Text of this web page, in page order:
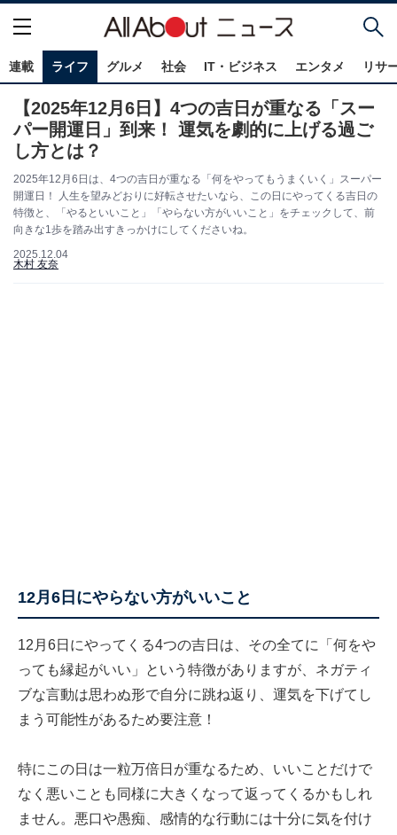
連載 ライフ グルメ 社会 IT・ビジネス エンタメ リサ
【2025年12月6日】4つの吉日が重なる「スー
パー開運日」到来！ 運気を劇的に上げる過ご
し方とは？
2025年12月6日は、4つの吉日が重なる「何をやってもうまくいく」スーパー
開運日！ 人生を望みどおりに好転させたいなら、この日にやってくる吉日の
特徴と、「やるといいこと」「やらない方がいいこと」をチェックして、前
向きな1歩を踏み出すきっかけにしてくださいね。
2025.12.04
木村 友奈
12月6日にやらない方がいいこと
12月6日にやってくる4つの吉日は、その全てに「何をや
っても縁起がいい」という特徴がありますが、ネガティ
ブな言動は思わぬ形で自分に跳ね返り、運気を下げてし
まう可能性があるため要注意！
特にこの日は一粒万倍日が重なるため、いいことだけで
なく悪いことも同様に大きくなって返ってくるかもしれ
ません。悪口や愚痴、感情的な行動には十分に気を付け